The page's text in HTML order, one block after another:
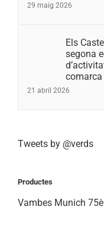
29 maig 2026
Els
segona
comarca
21 abril 2026
Tweets by @verds
Productes
Vambes Munich